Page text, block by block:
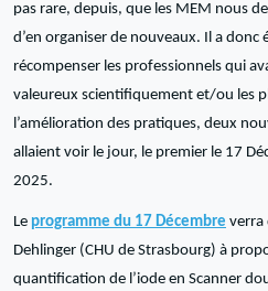
pas rare, depuis, que les MEM nous
d’en organiser de nouveaux. Il a donc
récompenser les professionnels qui
valeureux scientifiquement et/ou les
l’amélioration des pratiques, deux
allaient voir le jour, le premier le 17
2025.
Le programme du 17 Décembre verra
Dehlinger (CHU de Strasbourg) à
quantification de l’iode en Scanner